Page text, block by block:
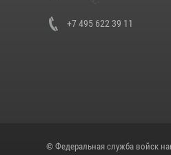
+7 495 622 39 11
© Федеральная служба войск